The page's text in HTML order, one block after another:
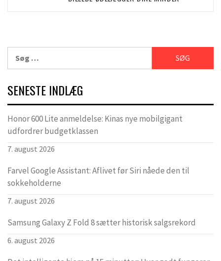
efter:
SENESTE INDLÆG
Honor 600 Lite anmeldelse: Kinas nye mobilgigant
udfordrer budgetklassen
7. august 2026
Farvel Google Assistant: Aflivet før Siri nåede den til
sokkeholderne
7. august 2026
Samsung Galaxy Z Fold 8 sætter historisk salgsrekord
6. august 2026